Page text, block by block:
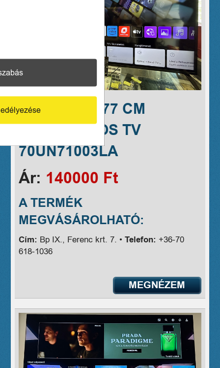
LG 70" 4K 177 CM
SMART OKOS TV
70UN71003LA
Ár: 140000 Ft
A TERMÉK
MEGVÁSÁROLHATÓ:
Cím: Bp IX., Ferenc krt. 7. •Telefon: +36-70
618-1036
MEGNÉZEM